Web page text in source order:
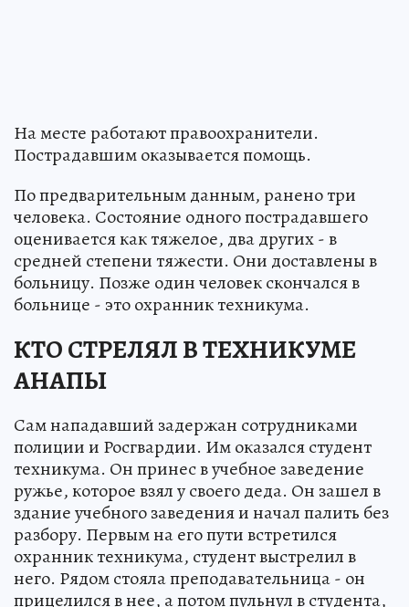
На месте работают правоохранители.
Пострадавшим оказывается помощь.
По предварительным данным, ранено три
человека. Состояние одного пострадавшего
оценивается как тяжелое, два других - в
средней степени тяжести. Они доставлены в
больницу. Позже один человек скончался в
больнице - это охранник техникума.
КТО СТРЕЛЯЛ В ТЕХНИКУМЕ
АНАПЫ
Сам нападавший задержан сотрудниками
полиции и Росгвардии. Им оказался студент
техникума. Он принес в учебное заведение
ружье, которое взял у своего деда. Он зашел в
здание учебного заведения и начал палить без
разбору. Первым на его пути встретился
охранник техникума, студент выстрелил в
него. Рядом стояла преподавательница - он
прицелился в нее, а потом пульнул в студента,